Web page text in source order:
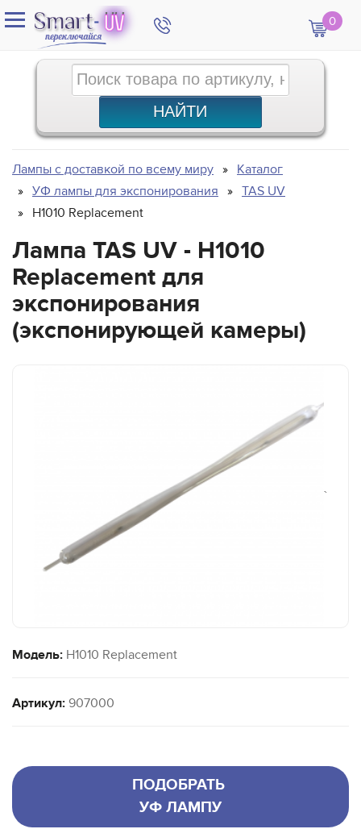
0
Лампы с доставкой по всему миру
Каталог
УФ лампы для экспонирования
TAS UV
H1010 Replacement
Лампа TAS UV - H1010
Replacement для
экспонирования
(экспонирующей камеры)
`
Модель: H1010 Replacement
Артикул: 907000
ПОДОБРАТЬ
УФ ЛАМПУ